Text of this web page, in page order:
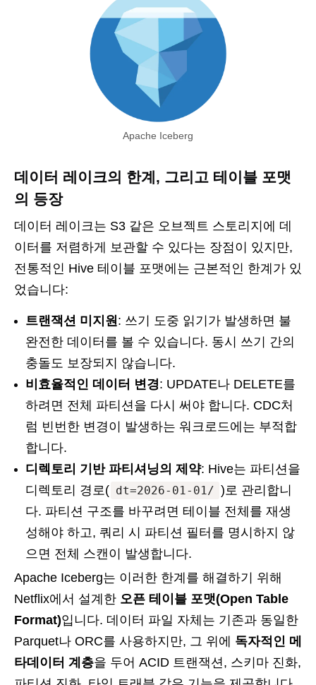
Apache Iceberg
데이터 레이크의 한계, 그리고 테이블 포맷
의 등장
데이터 레이크는 S3 같은 오브젝트 스토리지에 데
이터를 저렴하게 보관할 수 있다는 장점이 있지만,
전통적인 Hive 테이블 포맷에는 근본적인 한계가 있
었습니다:
트랜잭션 미지원: 쓰기 도중 읽기가 발생하면 불
완전한 데이터를 볼 수 있습니다. 동시 쓰기 간의
충돌도 보장되지 않습니다.
비효율적인 데이터 변경: UPDATE나 DELETE를
하려면 전체 파티션을 다시 써야 합니다. CDC처
럼 빈번한 변경이 발생하는 워크로드에는 부적합
합니다.
디렉토리 기반 파티셔닝의 제약: Hive는 파티션을
디렉토리 경로( dt=2026-01-01/ )로 관리합니
다. 파티션 구조를 바꾸려면 테이블 전체를 재생
성해야 하고, 쿼리 시 파티션 필터를 명시하지 않
으면 전체 스캔이 발생합니다.
Apache Iceberg는 이러한 한계를 해결하기 위해
Netflix에서 설계한 오픈 테이블 포맷(Open Table
Format)입니다. 데이터 파일 자체는 기존과 동일한
Parquet나 ORC를 사용하지만, 그 위에 독자적인 메
타데이터 계층을 두어 ACID 트랜잭션, 스키마 진화,